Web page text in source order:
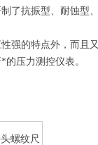
了抗振型、耐蚀型
强的特点外，而且
压力测控仪表。
螺纹尺